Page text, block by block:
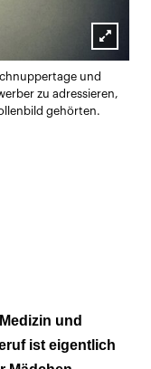
Lightbox
öffnen
und
zu adressieren,
gehörten.
und
ist eigentlich